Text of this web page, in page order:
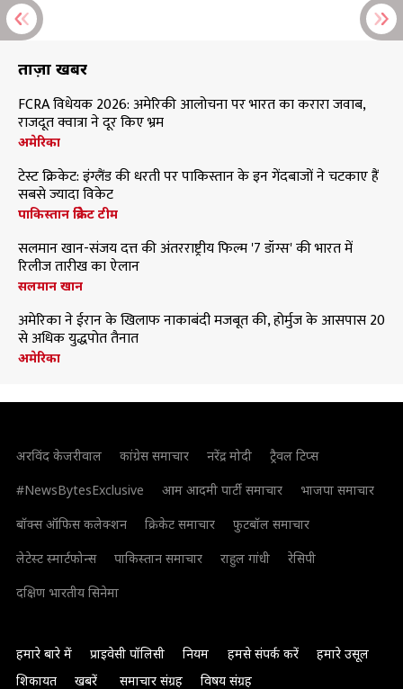
ताज़ा खबरें
FCRA विधेयक 2026: अमेरिकी आलोचना पर भारत का करारा जवाब,
राजदूत क्वात्रा ने दूर किए भ्रम
अमेरिका
टेस्ट क्रिकेट: इंग्लैंड की धरती पर पाकिस्तान के इन गेंदबाजों ने चटकाए हैं
सबसे ज्यादा विकेट
पाकिस्तान क्रिकेट टीम
सलमान खान-संजय दत्त की अंतरराष्ट्रीय फिल्म '7 डॉग्स' की भारत में
रिलीज तारीख का ऐलान
सलमान खान
अमेरिका ने ईरान के खिलाफ नाकाबंदी मजबूत की, होर्मुज के आसपास 20
से अधिक युद्धपोत तैनात
अमेरिका
अरविंद केजरीवाल कांग्रेस समाचार नरेंद्र मोदी
ट्रैवल टिप्स
#NewsBytesExclusive
आम आदमी पार्टी समाचार
भाजपा समाचार
बॉक्स ऑफिस कलेक्शन
क्रिकेट समाचार
फुटबॉल समाचार
लेटेस्ट स्मार्टफोन्स
पाकिस्तान समाचार राहुल गांधी
रेसिपी
दक्षिण भारतीय सिनेमा
हमारे बारे में प्राइवेसी पॉलिसी नियम हमसे संपर्क करें
हमारे उसूल
शिकायत
खबरें समाचार संग्रह विषय संग्रह